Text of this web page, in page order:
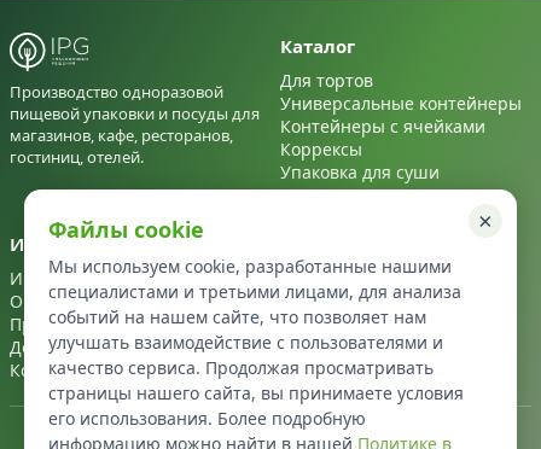
Производство одноразовой
пищевой упаковки и посуды для
магазинов, кафе, ресторанов,
гостиниц, отелей.
Каталог
Для тортов
Универсальные контейнеры
Контейнеры с ячейками
Коррексы
Упаковка для суши
Для салатов
Информация
Информация
О нас
Производство
Доставка
Контакты
+7 495 122 22 72
info@ipg-upakovka.ru
Политика в отношении персональных данных
×
Файлы cookie
Мы используем cookie, разработанные нашими
специалистами и третьими лицами, для анализа
событий на нашем сайте, что позволяет нам
улучшать взаимодействие с пользователями и
качество сервиса. Продолжая просматривать
страницы нашего сайта, вы принимаете условия
его использования. Более подробную
информацию можно найти в нашей Политике в